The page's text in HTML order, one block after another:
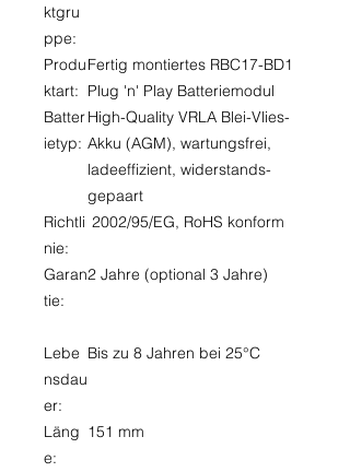
ktgru
ppe:
Produ
ktart:
Fertig montiertes RBC17-BD1
Plug 'n' Play Batteriemodul
Batter
ietyp:
High-Quality VRLA Blei-Vlies-
Akku (AGM), wartungsfrei,
ladeeffizient, widerstands-
gepaart
Richtli
nie:
2002/95/EG, RoHS konform
Garan
tie:
2 Jahre (optional 3 Jahre)
Lebe
nsdau
er:
Bis zu 8 Jahren bei 25°C
Läng
e:
151 mm